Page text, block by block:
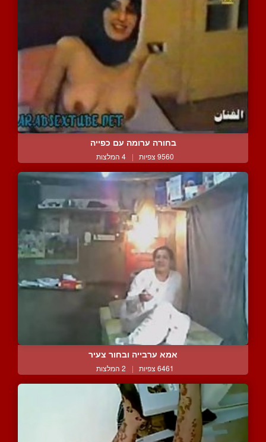
בחורה ערומה עם כפייה
9560 צפיות | 4 המלצות
אמא ערבייה ובחור צעיר
6461 צפיות | 2 המלצות